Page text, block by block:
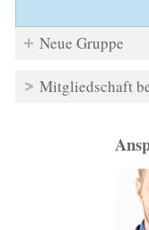
Neue Gruppe
Mitgliedschaft